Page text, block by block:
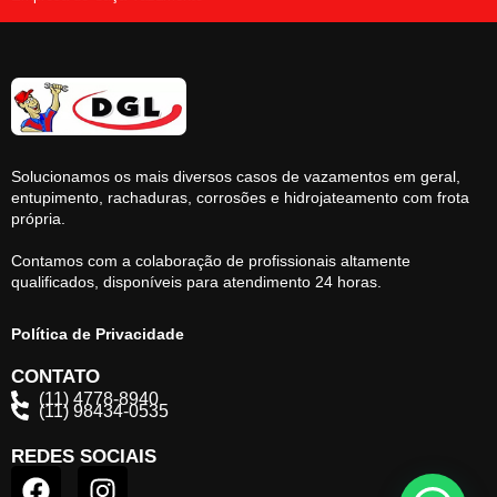
Solucionamos os mais diversos casos de vazamentos em geral,
entupimento, rachaduras, corrosões e hidrojateamento com frota
própria.
Contamos com a colaboração de profissionais altamente
qualificados, disponíveis para atendimento 24 horas.
Política de Privacidade
CONTATO
(11) 4778-8940
(11) 98434-0535
REDES SOCIAIS